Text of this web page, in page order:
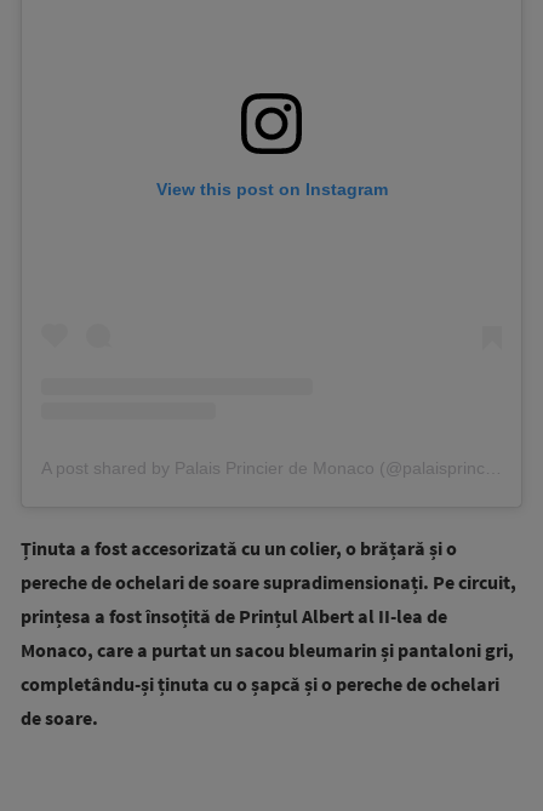
View this post on Instagram
Ținuta a fost accesorizată cu un colier, o brățară și o
pereche de ochelari de soare supradimensionați. Pe circuit,
prințesa a fost însoțită de Prințul Albert al II-lea de
Monaco, care a purtat un sacou bleumarin și pantaloni gri,
completându-și ținuta cu o șapcă și o pereche de ochelari
de soare.